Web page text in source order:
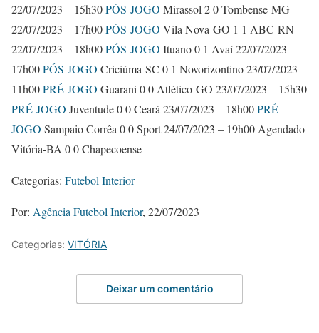
22/07/2023 – 15h30PÓS-JOGO Mirassol 20 Tombense-MG
22/07/2023 – 17h00PÓS-JOGO Vila Nova-GO 1 1 ABC-RN
22/07/2023 – 18h00PÓS-JOGO Ituano 0 1 Avaí 22/07/2023 –
17h00PÓS-JOGO Criciúma-SC 0 1 Novorizontino 23/07/2023 –
11h00PRÉ-JOGO Guarani 00 Atlético-GO 23/07/2023 – 15h30
PRÉ-JOGO Juventude 00 Ceará 23/07/2023 – 18h00PRÉ-
JOGO Sampaio Corrêa 00 Sport 24/07/2023 – 19h00 Agendado
Vitória-BA 00 Chapecoense
Categorias: Futebol Interior
Por: Agência Futebol Interior, 22/07/2023
Categorias: VITÓRIA
Deixar um comentário